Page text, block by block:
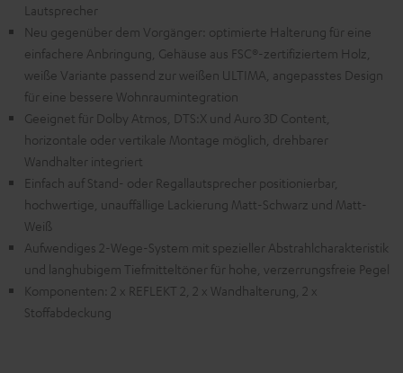
Lautsprecher
Neu gegenüber dem Vorgänger: optimierte Halterung für eine
einfachere Anbringung, Gehäuse aus FSC®-zertifiziertem Holz,
weiße Variante passend zur weißen ULTIMA, angepasstes Design
für eine bessere Wohnraumintegration
Geeignet für Dolby Atmos, DTS:X und Auro 3D Content,
horizontale oder vertikale Montage möglich, drehbarer
Wandhalter integriert
Einfach auf Stand- oder Regallautsprecher positionierbar,
hochwertige, unauffällige Lackierung Matt-Schwarz und Matt-
Weiß
Aufwendiges 2-Wege-System mit spezieller Abstrahlcharakteristik
und langhubigem Tiefmitteltöner für hohe, verzerrungsfreie Pegel
Komponenten: 2 x REFLEKT 2, 2 x Wandhalterung, 2 x
Stoffabdeckung